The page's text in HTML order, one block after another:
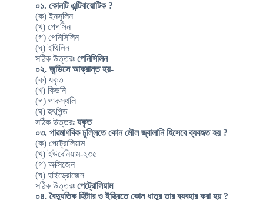
০১. কোনটি এন্টিবায়োটিক ?
(ক) ইনসুলিন
(খ) পেপসিন
(গ) পেনিসিলিন
(ঘ) ইথিলিন
সঠিক উত্তরঃ পেনিসিলিন
০২. জন্ডিসে আক্রান্ত হয়-
(ক) যকৃত
(খ) কিডনি
(গ) পাকস্থলি
(ঘ) হৃৎপিন্ড
সঠিক উত্তরঃ যকৃত
০৩. পারমাণবিক চুল্লিতে কোন মৌল জ্বালানি হিসেবে ব্যবহৃত হয় ?
(ক) পেট্রোলিয়াম
(খ) ইউরেনিয়াম-২৩৫
(গ) অক্সিজেন
(ঘ) হাইড্রোজেন
সঠিক উত্তরঃ পেট্রোলিয়াম
০৪. বৈদ্যুতিক হিটাার ও ইস্ত্রিতে কোন ধাতুর তার ব্যবহার করা হয় ?